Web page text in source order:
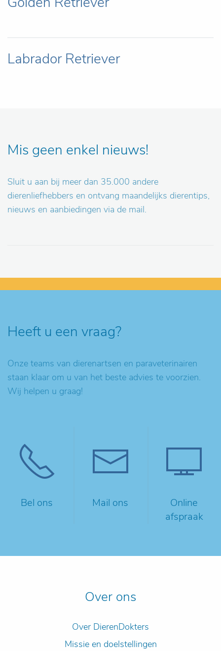
Labrador Retriever
Mis geen enkel nieuws!
Sluit u aan bij meer dan 35.000 andere
dierenliefhebbers en ontvang maandelijks dierentips,
nieuws en aanbiedingen via de mail.
Heeft u een vraag?
Onze teams van dierenartsen en paraveterinairen
staan klaar om u van het beste advies te voorzien.
Wij helpen u graag!
Bel ons Mail ons
Online
afspraak
Over ons
Over DierenDokters
Missie en doelstellingen